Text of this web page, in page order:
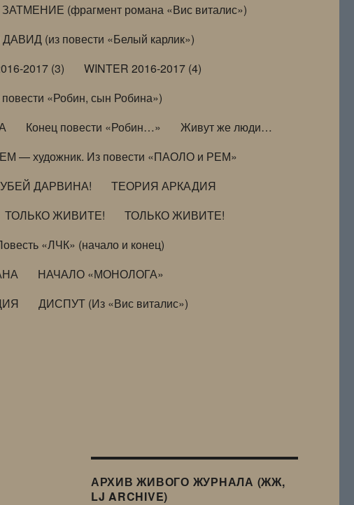
ЗАТМЕНИЕ (фрагмент романа «Вис виталис»)
(из повести «Белый карлик»)
2017 (3)
WINTER 2016-2017 (4)
«Робин, сын Робина»)
Конец повести «Робин…»
Живут же люди…
— художник. Из повести «ПАОЛО и РЕМ»
УБЕЙ ДАРВИНА!
ТЕОРИЯ АРКАДИЯ
ТОЛЬКО ЖИВИТЕ!
ТОЛЬКО ЖИВИТЕ!
«ЛЧК» (начало и конец)
НАЧАЛО «МОНОЛОГА»
ДИСПУТ (Из «Вис виталис»)
АРХИВ ЖИВОГО ЖУРНАЛА (ЖЖ,
LJ ARCHIVE)